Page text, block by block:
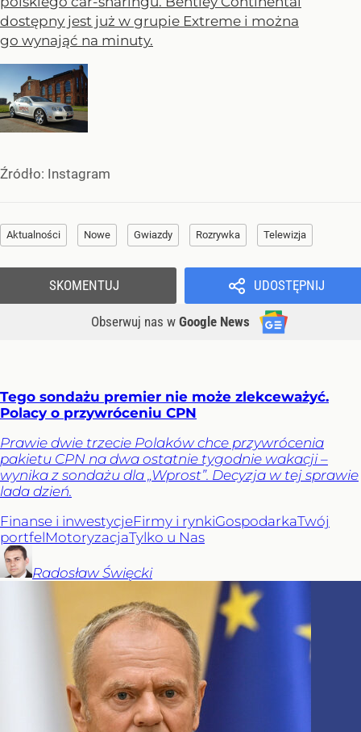
dostępny jest już w grupie Extreme i można
go wynająć na minuty.
Źródło: Instagram
Aktualności Nowe Gwiazdy Rozrywka Telewizja
UDOSTĘPNIJ
Obserwuj nas w Google News
SKOMENTUJ
Tego sondażu premier nie może zlekceważyć.
Polacy o przywróceniu CPN
Prawie dwie trzecie Polaków chce przywrócenia
pakietu CPN na dwa ostatnie tygodnie wakacji –
wynika z sondażu dla „Wprost”. Decyzja w tej sprawie
lada dzień.
Finanse i inwestycjeFirmy i rynkiGospodarkaTwój
portfelMotoryzacjaTylko u Nas
Radosław Święcki